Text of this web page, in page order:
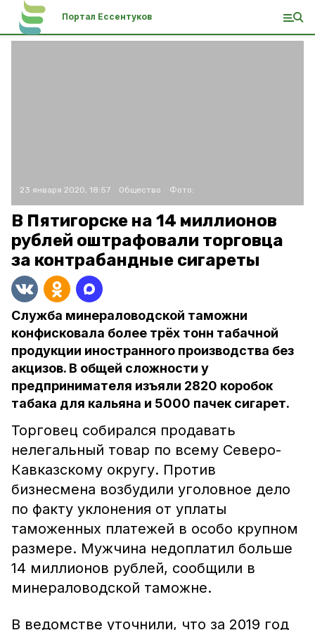
Портал Ессентуков
23 января 2020, 18:57 Общество Фото:
В Пятигорске на 14 миллионов
рублей оштрафовали торговца
за контрабандные сигареты
Служба минераловодской таможни
конфисковала более трёх тонн табачной
продукции иностранного производства без
акцизов. В общей сложности у
предпринимателя изъяли 2820 коробок
табака для кальяна и 5000 пачек сигарет.
Торговец собирался продавать
нелегальный товар по всему Северо-
Кавказскому округу. Против
бизнесмена возбудили уголовное дело
по факту уклонения от уплаты
таможенных платежей в особо крупном
размере. Мужчина недоплатил больше
14 миллионов рублей, сообщили в
минераловодской таможне.
В ведомстве уточнили, что за 2019 год